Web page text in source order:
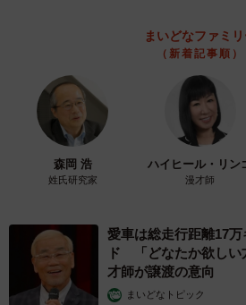
後から来たいなりちゃんとラブラブ
椎名 碧
2026.08.06
犬たちの反応に「ワ
（笑）」「困り顔がか
「誰かみたいになら
て生きてきた母親 自
海川 まこと
2026.08.06
「カニにアジをあげる
に！？ 「自然の染色